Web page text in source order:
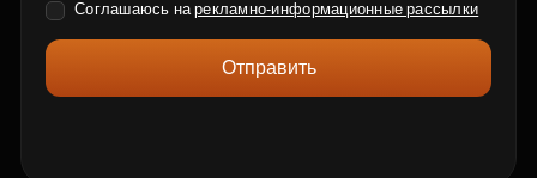
Соглашаюсь нарекламно-информационные рассылки
Отправить